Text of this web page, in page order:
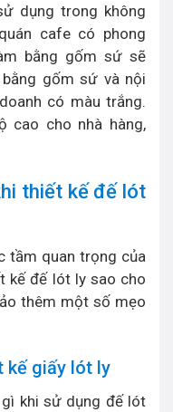
dụng trong không
cafe có phong
bằng gốm sứ sẽ
gốm sứ và nội
có màu trắng.
cao cho nhà hàng,
thiết kế đế lót
tầm quan trọng của
kế đế lót ly sao cho
thêm một số mẹo
kế giấy lót ly
khi sử dụng đế lót